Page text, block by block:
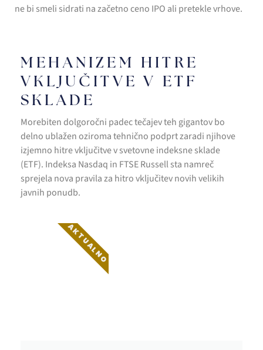
ne bi smeli sidrati na začetno ceno IPO ali pretekle vrhove.
MEHANIZEM HITRE
VKLJUČITVE V ETF
SKLADE
Morebiten dolgoročni padec tečajev teh gigantov bo
delno ublažen oziroma tehnično podprt zaradi njihove
izjemno hitre vključitve v svetovne indeksne sklade
(ETF). Indeksa Nasdaq in FTSE Russell sta namreč
sprejela nova pravila za hitro vključitev novih velikih
javnih ponudb.
AKTUALNO